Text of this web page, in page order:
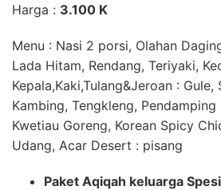
Harga : 3.100 K
Menu : Nasi 2 porsi, Olahan
Lada Hitam, Rendang, Teriyaki,
Kepala,Kaki,Tulang&Jeroan : Gule,
Kambing, Tengkleng, Pendamping
Kwetiau Goreng, Korean Spicy
Udang, Acar Desert : pisang
Paket Aqiqah keluarga